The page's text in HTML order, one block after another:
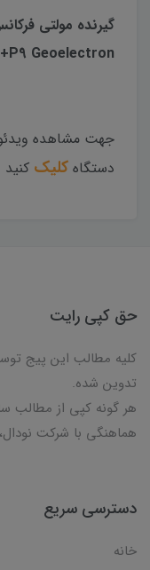
P9 Geoelectron+هولدر قطب نما دار
جهت مشاهده
دستگاه کلیک کنید
حق کپی رایت
کلیه مطالب این پیج
تدوین شده.
هر گونه کپی از مطالب
هماهنگی با شرکت
دسترسی سریع
خانه